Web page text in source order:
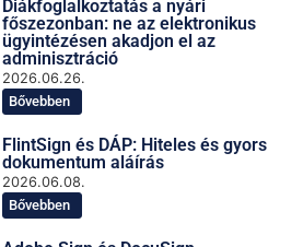
Diákfoglalkoztatás a nyári
főszezonban: ne az elektronikus
ügyintézésen akadjon el az
adminisztráció
2026.06.26.
Bővebben
FlintSign és DÁP: Hiteles és gyors
dokumentum aláírás
2026.06.08.
Bővebben